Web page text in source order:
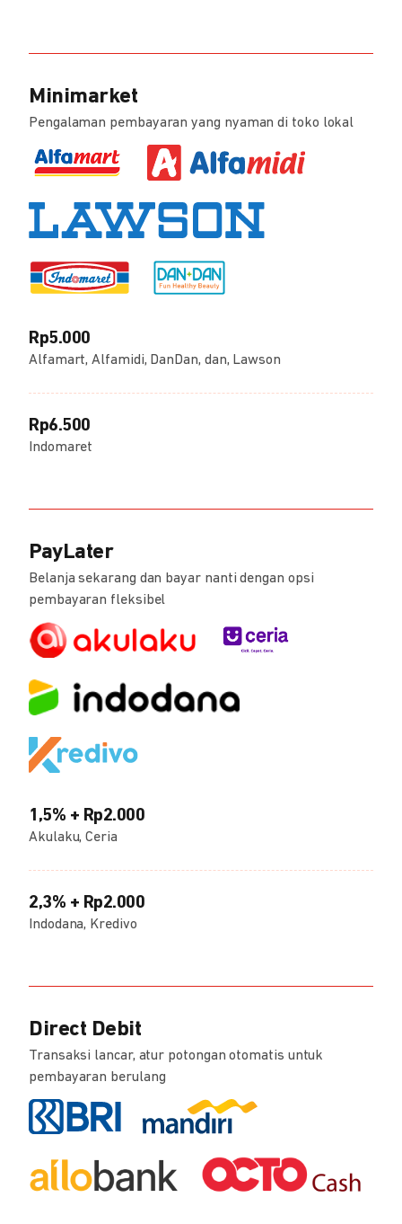
Minimarket
Pengalaman pembayaran yang nyaman di toko lokal
Rp5.000
Alfamart, Alfamidi, DanDan, dan, Lawson
Rp6.500
Indomaret
PayLater
Belanja sekarang dan bayar nanti dengan opsi
pembayaran fleksibel
1,5% + Rp2.000
Akulaku, Ceria
2,3% + Rp2.000
Indodana, Kredivo
Direct Debit
Transaksi lancar, atur potongan otomatis untuk
pembayaran berulang